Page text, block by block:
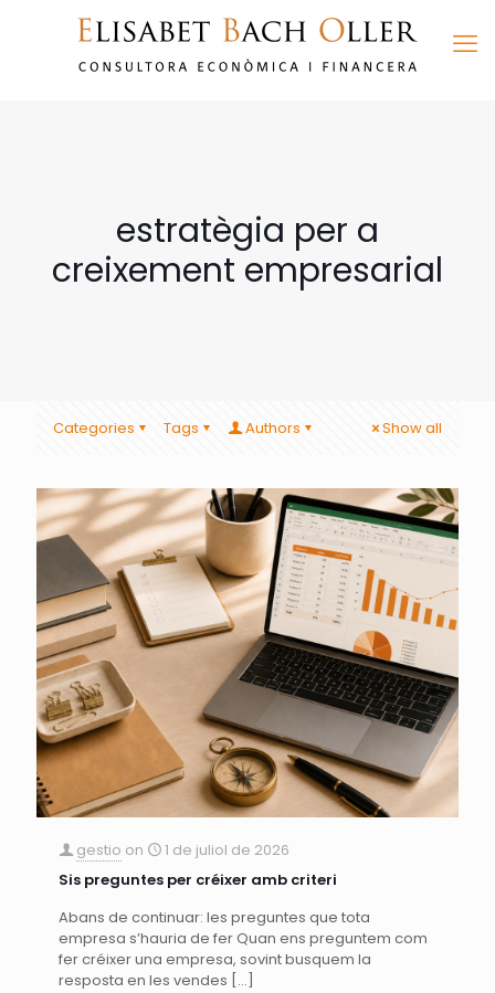
estratègia per a
creixement empresarial
Categories Tags Authors Show all
gestio on
1 de juliol de 2026
Sis preguntes per créixer amb criteri
Abans de continuar: les preguntes que tota
empresa s’hauria de fer Quan ens preguntem com
fer créixer una empresa, sovint busquem la
resposta en les vendes […]